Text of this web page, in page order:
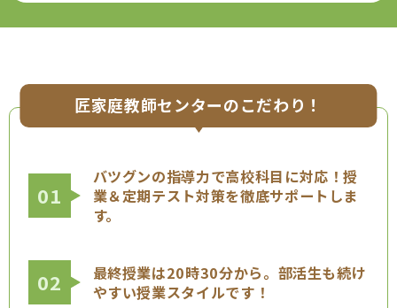
匠家庭教師センターのこだわり！
01
バツグンの指導力で高校科目に対応！授
業＆定期テスト対策を徹底サポートしま
す。
02
最終授業は20時30分から。部活生も続け
やすい授業スタイルです！